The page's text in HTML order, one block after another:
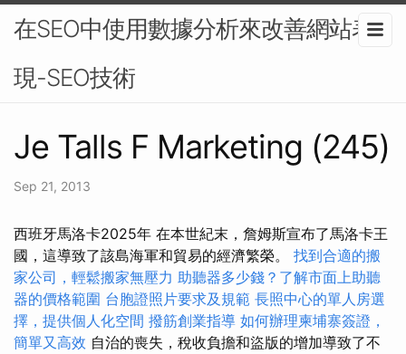
在SEO中使用數據分析來改善網站表
現-SEO技術
Je Talls F Marketing (245)
Sep 21, 2013
西班牙馬洛卡2025年 在本世紀末，詹姆斯宣布了馬洛卡王
國，這導致了該島海軍和貿易的經濟繁榮。 找到合適的搬
家公司，輕鬆搬家無壓力 助聽器多少錢？了解市面上助聽
器的價格範圍 台胞證照片要求及規範 長照中心的單人房選
擇，提供個人化空間 撥筋創業指導 如何辦理柬埔寨簽證，
簡單又高效 自治的喪失，稅收負擔和盜版的增加導致了不